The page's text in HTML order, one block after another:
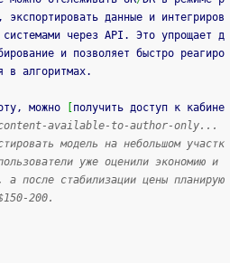
экспортировать данные и интегриров
через API. Это упрощает д
и позволяет быстро реагиро
в алгоритмах.
можно
получить доступ к кабине
available-to-author-only...
модель на небольшом участк
уже оценили экономию и
а после стабилизации цены планирую